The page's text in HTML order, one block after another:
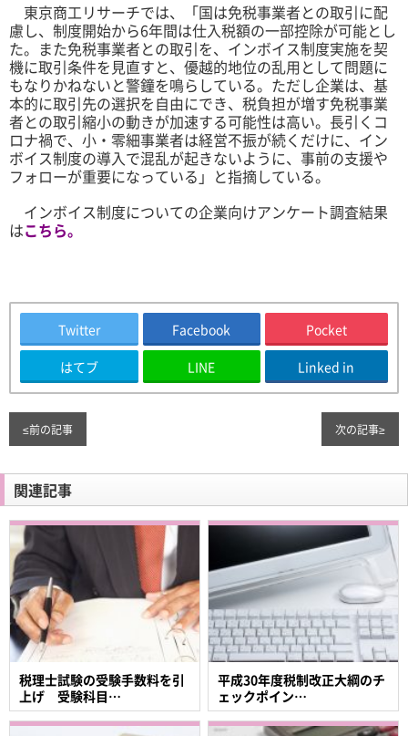
東京商工リサーチでは、「国は免税事業者との取引に配
慮し、制度開始から6年間は仕入税額の一部控除が可能とし
た。また免税事業者との取引を、インボイス制度実施を契
機に取引条件を見直すと、優越的地位の乱用として問題に
もなりかねないと警鐘を鳴らしている。ただし企業は、基
本的に取引先の選択を自由にでき、税負担が増す免税事業
者との取引縮小の動きが加速する可能性は高い。長引くコ
ロナ禍で、小・零細事業者は経営不振が続くだけに、イン
ボイス制度の導入で混乱が起きないように、事前の支援や
フォローが重要になっている」と指摘している。
インボイス制度についての企業向けアンケート調査結果
はこちら。
Twitter Facebook Pocket
はてブ LINE Linked in
≤前の記事 次の記事≥
関連記事
平成30年度税制改正大綱のチ
ェックポイン…
税理士試験の受験手数料を引
上げ 受験科目…